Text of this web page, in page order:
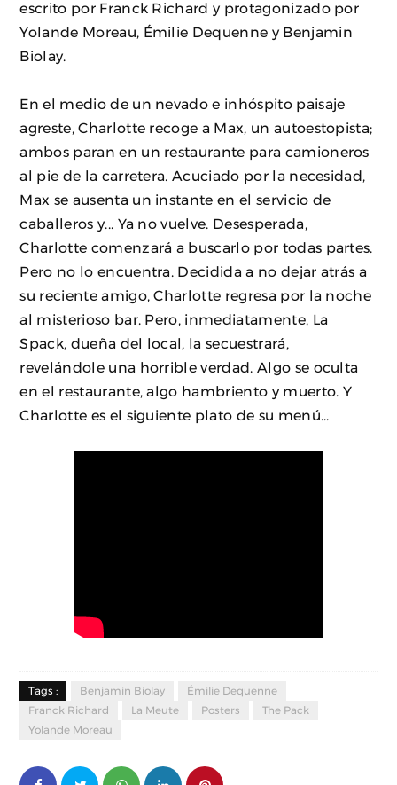
escrito por Franck Richard y protagonizado por
Yolande Moreau, Émilie Dequenne y Benjamin
Biolay.
En el medio de un nevado e inhóspito paisaje
agreste, Charlotte recoge a Max, un autoestopista;
ambos paran en un restaurante para camioneros
al pie de la carretera. Acuciado por la necesidad,
Max se ausenta un instante en el servicio de
caballeros y... Ya no vuelve. Desesperada,
Charlotte comenzará a buscarlo por todas partes.
Pero no lo encuentra. Decidida a no dejar atrás a
su reciente amigo, Charlotte regresa por la noche
al misterioso bar. Pero, inmediatamente, La
Spack, dueña del local, la secuestrará,
revelándole una horrible verdad. Algo se oculta
en el restaurante, algo hambriento y muerto. Y
Charlotte es el siguiente plato de su menú...
Tags : Benjamin Biolay
Émilie Dequenne
Franck Richard
La Meute Posters
The Pack
Yolande Moreau